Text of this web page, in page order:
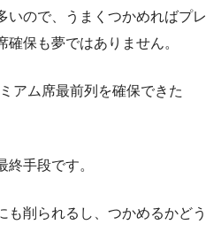
いので、うまくつかめればプレ
確保も夢ではありません。
アム席最前列を確保できた
手段です。
も削られるし、つかめるかどう